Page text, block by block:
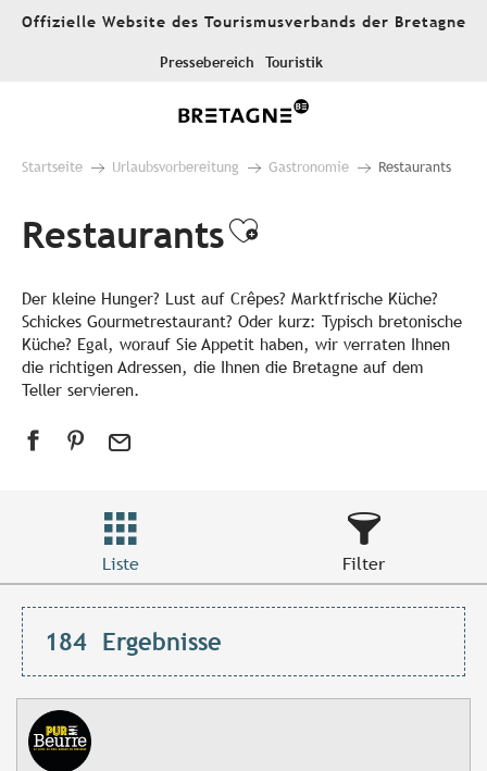
AllerOffizielle Website des Tourismusverbands der Bretagne
Pressebereich Touristik
Startseite Urlaubsvorbereitung Gastronomie Restaurants
RestaurantsAjouter aux
Der kleine Hunger? Lust auf Crêpes? Marktfrische Küche?
Schickes Gourmetrestaurant? Oder kurz: Typisch bretonische
Küche? Egal, worauf Sie Appetit haben, wir verraten Ihnen
die richtigen Adressen, die Ihnen die Bretagne auf dem
Teller servieren.
Liste Filter
184 Ergebnisse